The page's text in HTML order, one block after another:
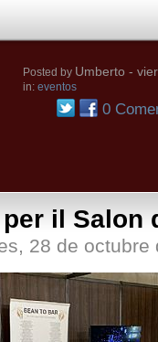
Posted by Umberto -
in: eventos
0
il Salon
28 de octubre